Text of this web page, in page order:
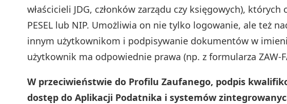
właścicieli JDG, członków zarządu czy księgowych),
PESEL lub NIP. Umożliwia on nie tylko logowanie, ale też
innym użytkownikom i podpisywanie dokumentów w
użytkownik ma odpowiednie prawa (np. z formularza ZAW-
W przeciwieństwie do Profilu Zaufanego, podpis
dostęp do Aplikacji Podatnika i systemów